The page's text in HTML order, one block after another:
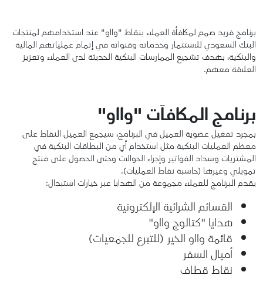
برنامج فريد صمم لمكافأة العملاء بنقاط "وااو" عند استخدامهم لمنتجات
البنك السعودي للاستثمار وخدماته وقنواته في إتمام عملياتهم المالية
والبنكية، بهدف تشجيع الممارسات البنكية الحديثة لدى العملاء وتعزيز
العلاقة معهم.
برنامج المكافآت "وااو"
بمجرد تفعيل عضوية العميل في البرنامج، سيجمع العميل النقاط على
معظم العمليات البنكية مثل استخدام أي من البطاقات البنكية في
المشتريات وسداد الفواتير وإجراء الحوالات وحتى الحصول على منتج
تمويلي وغيرها (حاسبة نقاط العمليات).
يقدم البرنامج للعملاء مجموعة من الهدايا عبر خيارات استبدال:
القسائم الشرائية الإلكترونية
هدايا "كتالوج وااو"
قائمة وااو الخير (للتبرع للجمعيات)
أميال السفر
نقاط قطاف